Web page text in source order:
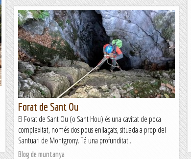
Forat de Sant Ou
El Forat de Sant Ou (o Sant Hou) és una cavitat de poca
complexitat, només dos pous enllaçats, situada a prop del
Santuari de Montgrony. Té una profunditat...
Blog de muntanya